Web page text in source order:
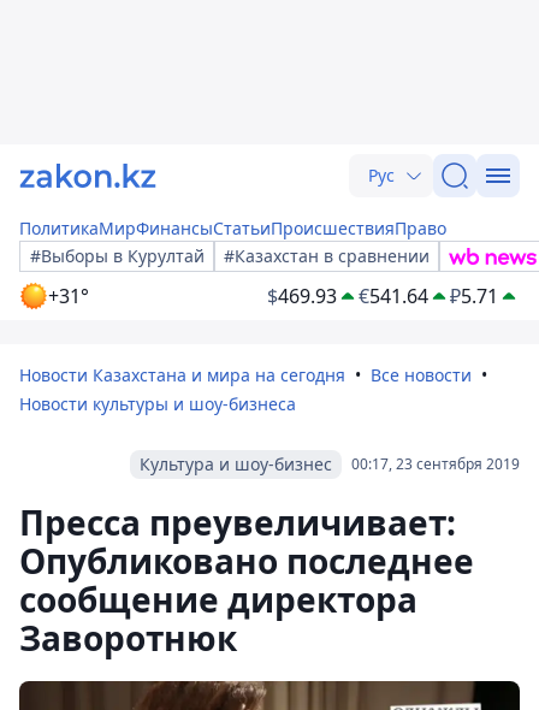
Рус
ПолитикаМирФинансыСтатьиПроисшествияПраво
#Выборы в Курултай
#Казахстан в сравнении
+31° $469.93 €541.64 ₽5.71
Новости Казахстана и мира на сегодня
Все новости
Новости культуры и шоу-бизнеса
00:17, 23 сентября 2019
Культура и шоу-бизнес
Пресса преувеличивает:
Опубликовано последнее
сообщение директора
Заворотнюк